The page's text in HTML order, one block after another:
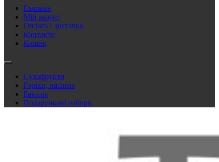
Головна
Мій акаунт
Оплата і доставка
Контакти
Кошик
Сухофрукти
Горіхи, насіння
Бакалія
Подарункові набори